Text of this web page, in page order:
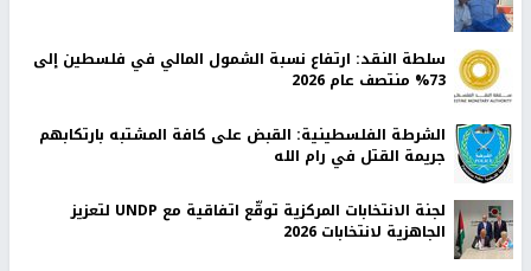
سلطة النقد: ارتفاع نسبة الشمول المالي في فلسطين إلى
73% منتصف عام 2026
الشرطة الفلسطينية: القبض على كافة المشتبه بارتكابهم
جريمة القتل في رام الله
لجنة الانتخابات المركزية توقّع اتفاقية مع UNDP لتعزيز
الجاهزية لانتخابات 2026